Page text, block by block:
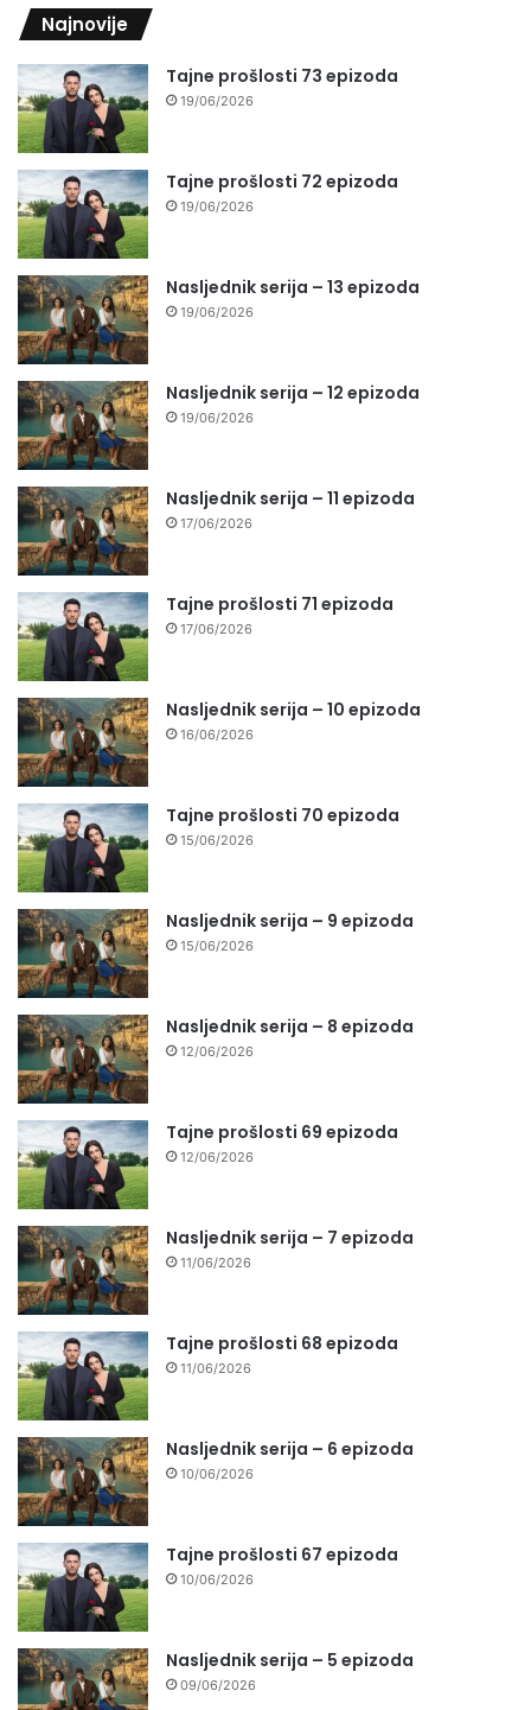
Najnovije
Tajne prošlosti 73 epizoda
19/06/2026
Tajne prošlosti 72 epizoda
19/06/2026
Nasljednik serija – 13 epizoda
19/06/2026
Nasljednik serija – 12 epizoda
19/06/2026
Nasljednik serija – 11 epizoda
17/06/2026
Tajne prošlosti 71 epizoda
17/06/2026
Nasljednik serija – 10 epizoda
16/06/2026
Tajne prošlosti 70 epizoda
15/06/2026
Nasljednik serija – 9 epizoda
15/06/2026
Nasljednik serija – 8 epizoda
12/06/2026
Tajne prošlosti 69 epizoda
12/06/2026
Nasljednik serija – 7 epizoda
11/06/2026
Tajne prošlosti 68 epizoda
11/06/2026
Nasljednik serija – 6 epizoda
10/06/2026
Tajne prošlosti 67 epizoda
10/06/2026
Nasljednik serija – 5 epizoda
09/06/2026